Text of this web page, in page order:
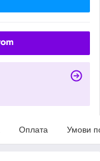
Оплата Умови